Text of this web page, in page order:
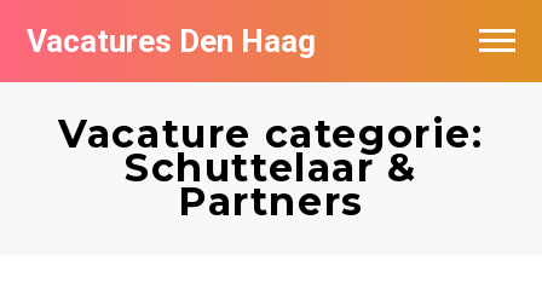
Vacatures Den Haag
Vacature categorie:
Schuttelaar &
Partners
Vacatures per bedrijf in Den Haag
Populair